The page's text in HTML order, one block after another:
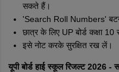
सकते हैं।
'Search Roll Numbers'
छात्र के लिए UP बोर्ड कक्षा 10
इसे नोट करके सुरक्षित रख लें।
यूपी बोर्ड हाई स्कूल रिजल्ट 2026 -